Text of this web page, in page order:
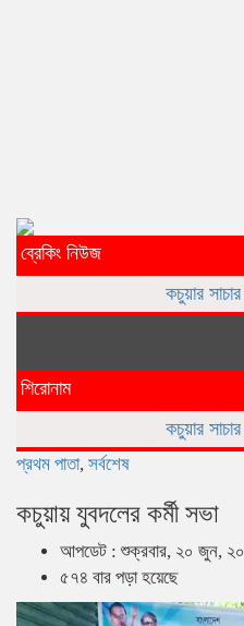
ব্রেকিং নিউজ
কচুয়ার সাচার বাজারে
শিরোনাম
কচুয়ার সাচার বাজারে
প্রথম পাতা, সর্বশেষ
কচুয়ায় যুবদলের কর্মী সভা
আপডেট : শুক্রবার, ২০ জুন,
৫৭৪ বার পড়া হয়েছে